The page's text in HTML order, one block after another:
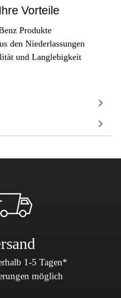
Vorteile
Produkte
den Niederlassungen
und Langlebigkeit
1-5 Tagen*
möglich